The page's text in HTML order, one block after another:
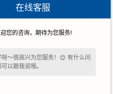
2026-04-20
在线客服
您的咨询，期待为您服务!
呀～很高兴为您服务！😊 有什么问
以跟我说哦。